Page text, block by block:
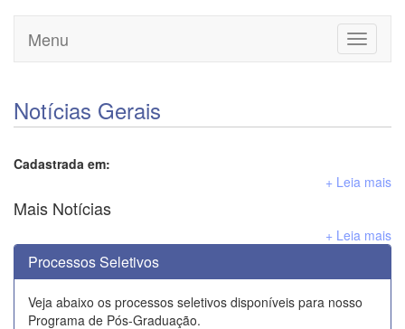
Toggle
Menu
Notícias Gerais
Cadastrada em:
+ Leia mais
Mais Notícias
+ Leia mais
Processos Seletivos
Veja abaixo os processos seletivos disponíveis para nosso
Programa de Pós-Graduação.